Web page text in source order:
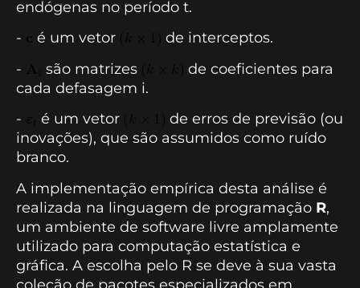
endógenas no período t.
-
é um vetor
de interceptos.
-
são matrizes
de coeficientes para
cada defasagem i.
-
é um vetor
de erros de previsão (ou
inovações), que são assumidos como ruído
branco.
A implementação empírica desta análise é
realizada na linguagem de programação R,
um ambiente de software livre amplamente
utilizado para computação estatística e
gráfica. A escolha pelo R se deve à sua vasta